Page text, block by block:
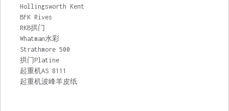
Hollingsworth Kent
BFK Rives
RKB拱门
Whatman水彩
Strathmore 500
拱门Platine
起重机AS 8111
起重机波峰羊皮纸